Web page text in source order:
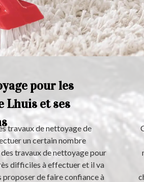
pour les
Lhuis et ses
travaux de nettoyage de
un certain nombre
travaux de nettoyage pour
difficiles à effectuer et il va
de faire confiance à